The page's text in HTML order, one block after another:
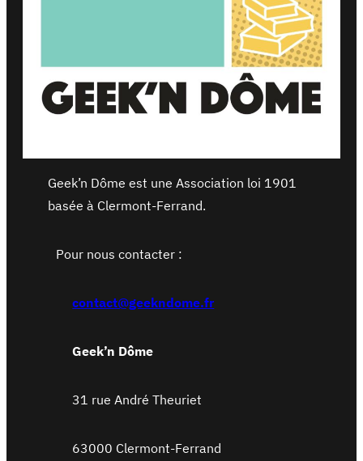
Geek’n Dôme est une Association loi 1901
basée à Clermont-Ferrand.
Pour nous contacter :
contact@geekndome.fr
Geek’n Dôme
31 rue André Theuriet
63000 Clermont-Ferrand